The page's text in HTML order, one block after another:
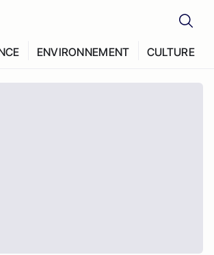
ENVIRONNEMENT CULTURE